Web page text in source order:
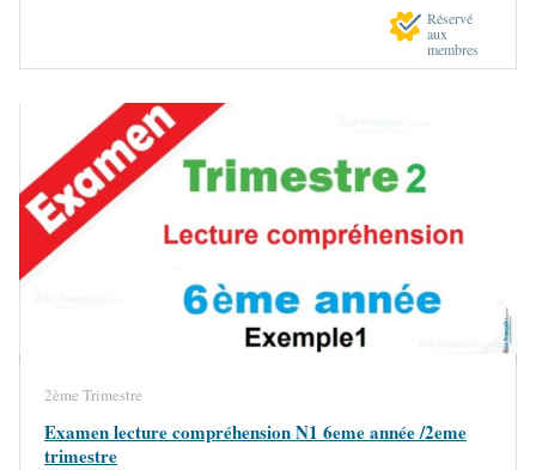
Réservé
aux
membres
2ème Trimestre
Examen lecture compréhension N1 6eme année /2eme
trimestre